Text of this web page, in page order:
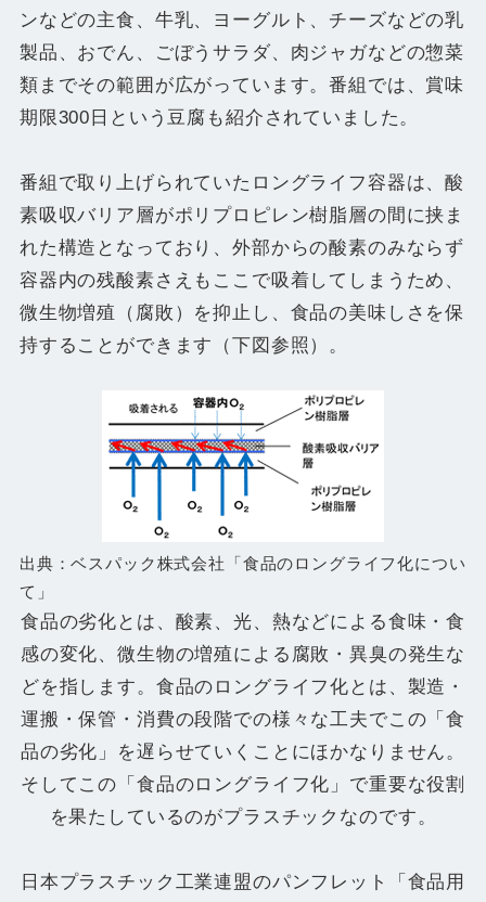
ンなどの主食、牛乳、ヨーグルト、チーズなどの乳
製品、おでん、ごぼうサラダ、肉ジャガなどの惣菜
類までその範囲が広がっています。番組では、賞味
期限300日という豆腐も紹介されていました。
番組で取り上げられていたロングライフ容器は、酸
素吸収バリア層がポリプロピレン樹脂層の間に挟ま
れた構造となっており、外部からの酸素のみならず
容器内の残酸素さえもここで吸着してしまうため、
微生物増殖（腐敗）を抑止し、食品の美味しさを保
持することができます（下図参照）。
出典：ベスパック株式会社「食品のロングライフ化につい
て」
食品の劣化とは、酸素、光、熱などによる食味・食
感の変化、微生物の増殖による腐敗・異臭の発生な
どを指します。食品のロングライフ化とは、製造・
運搬・保管・消費の段階での様々な工夫でこの「食
品の劣化」を遅らせていくことにほかなりません。
そしてこの「食品のロングライフ化」で重要な役割
を果たしているのがプラスチックなのです。
日本プラスチック工業連盟のパンフレット「食品用